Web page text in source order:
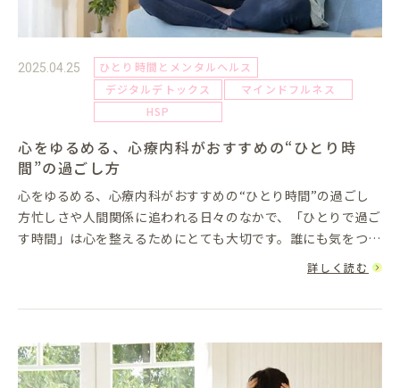
2025.04.25
ひとり時間とメンタルヘルス
デジタルデトックス
マインドフルネス
HSP
心をゆるめる、心療内科がおすすめの“ひとり時
間”の過ごし方
心をゆるめる、心療内科がおすすめの“ひとり時間”の過ごし
方忙しさや人間関係に追われる日々のなかで、「ひとりで過ご
す時間」は心を整えるためにとても大切です。誰にも気をつか
わず、自分のペースで過ごす時間は、ストレスをリセットす
詳しく読む